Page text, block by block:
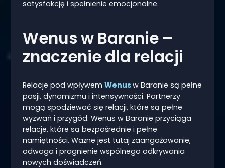
satysfakcję i spełnienie emocjonalne.
Wenus w Baranie –
znaczenie dla relacji
Relacje pod wpływem Wenusw Baranie są pełne
pasji, dynamizmu i intensywności. Partnerzy
mogą spodziewać się relacji, które są pełne
wyzwań i przygód. Wenus w Baranie przyciąga
relacje, które są bezpośrednie i pełne
namiętności. Ważne jest tutaj zaangażowanie,
odwaga i pragnienie wspólnego odkrywania
nowych doświadczeń.